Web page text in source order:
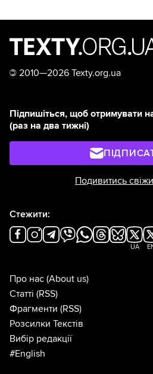
© 2010—2026 Texty.org.ua
Підпишіться, щоб отримувати
(раз на два тижні)
Подивитись
Стежити:
UA
Про нас (About us)
Статті (RSS)
Фрагменти (RSS)
Розсилки Текстів
Вибір редакції
#English